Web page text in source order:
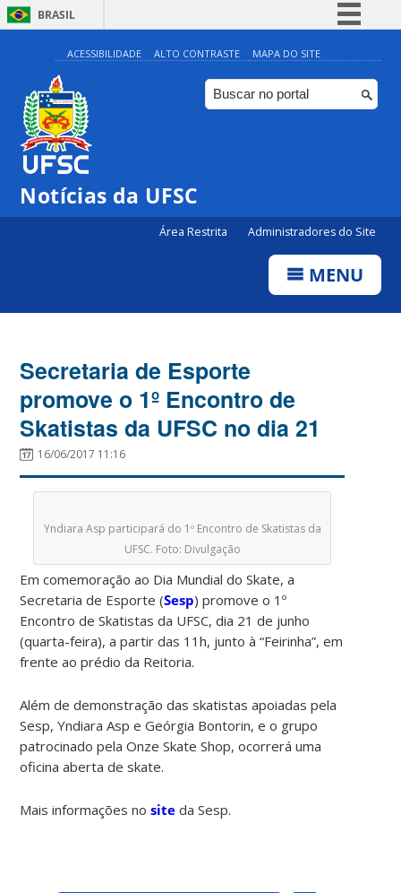
BRASIL
Simplifique!
Comunica BR
Participe
ACESSIBILIDADE ALTO CONTRASTE MAPA DO SITE
Notícias da UFSC
Área Restrita Administradores do Site
MENU
Secretaria de Esporte
promove o 1º Encontro de
Skatistas da UFSC no dia 21
16/06/2017 11:16
Yndiara Asp participará do 1º Encontro de Skatistas da
UFSC. Foto: Divulgação
Em comemoração ao Dia Mundial do Skate, a
Secretaria de Esporte (Sesp) promove o 1º
Encontro de Skatistas da UFSC, dia 21 de junho
(quarta-feira), a partir das 11h, junto à “Feirinha”, em
frente ao prédio da Reitoria.
Além de demonstração das skatistas apoiadas pela
Sesp, Yndiara Asp e Geórgia Bontorin, e o grupo
patrocinado pela Onze Skate Shop, ocorrerá uma
oficina aberta de skate.
Mais informações nosite da Sesp.